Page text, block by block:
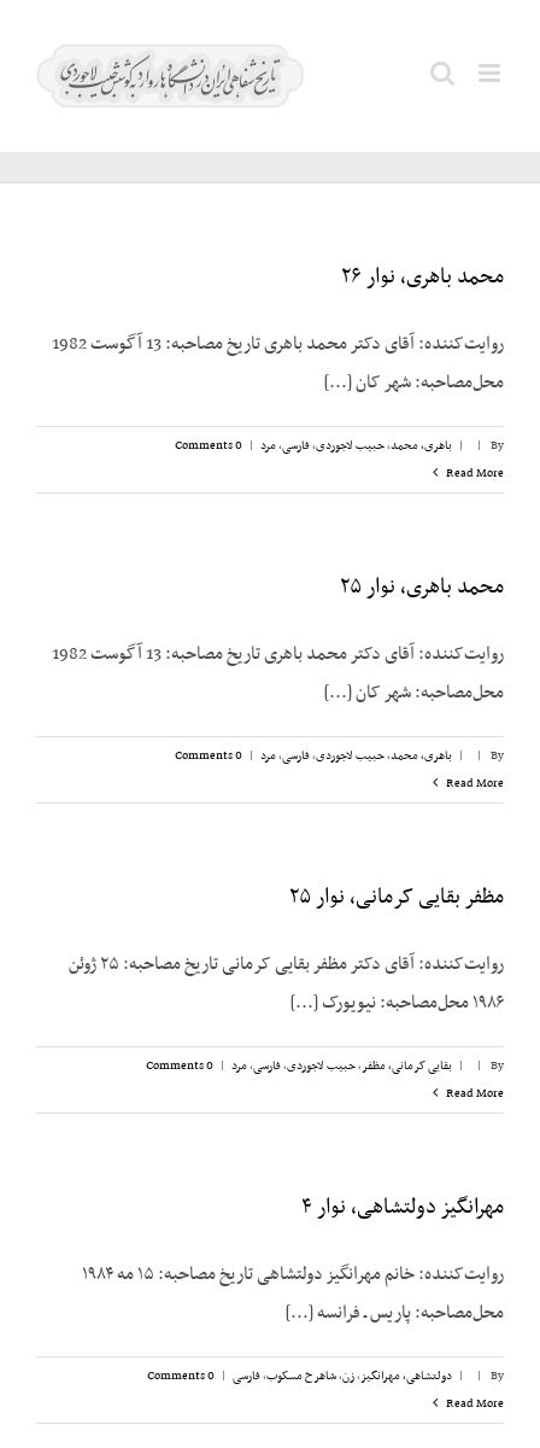
نراقی؛
محمد باهری،‌ نوار ۲۶
روایت‌کننده: آقای دکتر محمد باهری تاریخ مصاحبه: 13 آگوست 1982
محل‌مصاحبه: شهر کان [...]
By
|
| باهری، محمد,حبیب لاجوردی,فارسی,مرد |
0 Comments
Read More
محمد باهری، نوار ۲۵
روایت‌کننده: آقای دکتر محمد باهری تاریخ مصاحبه: 13 آگوست 1982
محل‌مصاحبه: شهر کان [...]
By
|
| باهری، محمد,حبیب لاجوردی,فارسی,مرد |
0 Comments
Read More
مظفر بقایی کرمانی، نوار ۲۵
روایت‌کننده: آقای دکتر مظفر بقایی کرمانی تاریخ مصاحبه: ۲۵ ژوئن
۱۹۸۶ محل‌مصاحبه: نیویورک [...]
By
|
| بقایی کرمانی، مظفر,حبیب لاجوردی,فارسی,مرد |
0 Comments
Read More
مهرانگیز دولتشاهی، نوار ۴
روایت‌کننده: خانم مهرانگیز دولتشاهی تاریخ مصاحبه: ۱۵ مه ۱۹۸۴
محل‌مصاحبه: پاریس ـ فرانسه [...]
By
|
| دولتشاهی، مهرانگیز,زن,شاهرخ مسکوب,فارسی |
0 Comments
Read More